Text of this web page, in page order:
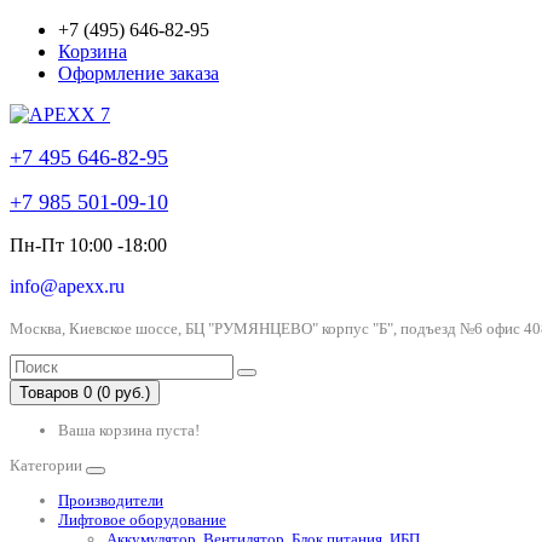
+7 (495) 646-82-95
Корзина
Оформление заказа
+7 495 646-82-95
+7 985 501-09-10
Пн-Пт 10:00 -18:00
info@apexx.ru
Москва, Киевское шоссе, БЦ "РУМЯНЦЕВО" корпус "Б", подъезд №6 офис
Товаров 0 (0 руб.)
Ваша корзина пуста!
Категории
Производители
Лифтовое оборудование